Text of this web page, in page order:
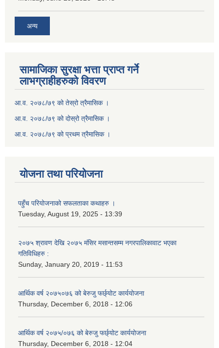
अन्य
सामाजिका सुरक्षा भत्ता प्राप्त गर्ने
लाभग्राहीहरुको विवरण
आ.व. २०७८/७९ को तेस्रो त्रैमासिक ।
आ.व. २०७८/७९ को दोस्रो त्रैमासिक ।
आ.व. २०७८/७९ को प्रथम त्रैमासिक ।
योजना तथा परियोजना
पहुँच परियोजनाको सफलताका कथाहरु ।
Tuesday, August 19, 2025 - 13:39
२०७५ श्रावण देखि २०७५ मंसिर मसान्तसम्म नगरपालिकावाट भएका
गतिविधिहरु :
Sunday, January 20, 2019 - 11:53
आर्थिक वर्ष २०७५०७६ को बेरुजु फर्छ्योट कार्ययोजना
Thursday, December 6, 2018 - 12:06
आर्थिक वर्ष २०७५/०७६ को बेरुजु फर्छ्योट कार्ययोजना
Thursday, December 6, 2018 - 12:04